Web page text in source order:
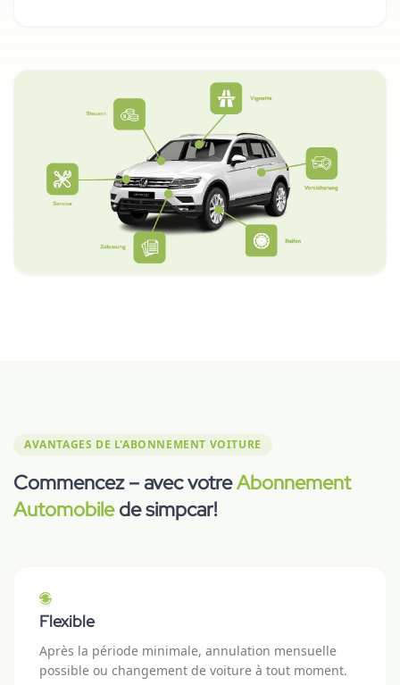
AVANTAGES DE L'ABONNEMENT VOITURE
Commencez – avec votreAbonnement
Automobilede simpcar!
Flexible
Après la période minimale, annulation mensuelle
possible ou changement de voiture à tout moment.